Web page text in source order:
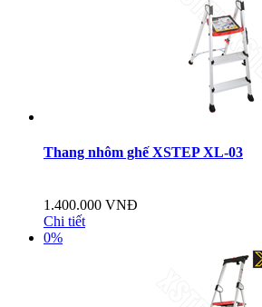
Thang nhôm ghế XSTEP XL-03
1.400.000 VNĐ
Chi tiết
0%